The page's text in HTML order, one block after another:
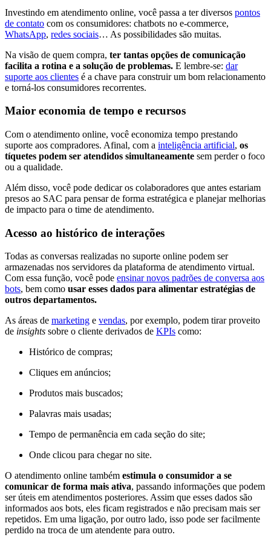
Investindo em atendimento online, você passa a ter diversos pontos
de contato com os consumidores: chatbots no e-commerce,
WhatsApp, redes sociais… As possibilidades são muitas.
Na visão de quem compra, ter tantas opções de comunicação
facilita a rotina e a solução de problemas. E lembre-se: dar
suporte aos clientes é a chave para construir um bom relacionamento
e torná-los consumidores recorrentes.
Maior economia de tempo e recursos
Com o atendimento online, você economiza tempo prestando
suporte aos compradores. Afinal, com a inteligência artificial, os
tíquetes podem ser atendidos simultaneamente sem perder o foco
ou a qualidade.
Além disso, você pode dedicar os colaboradores que antes estariam
presos ao SAC para pensar de forma estratégica e planejar melhorias
de impacto para o time de atendimento.
Acesso ao histórico de interações
Todas as conversas realizadas no suporte online podem ser
armazenadas nos servidores da plataforma de atendimento virtual.
Com essa função, você pode ensinar novos padrões de conversa aos
bots, bem como usar esses dados para alimentar estratégias de
outros departamentos.
As áreas de marketing e vendas, por exemplo, podem tirar proveito
de insights sobre o cliente derivados de KPIs como:
Histórico de compras;
Cliques em anúncios;
Produtos mais buscados;
Palavras mais usadas;
Tempo de permanência em cada seção do site;
Onde clicou para chegar no site.
O atendimento online também estimula o consumidor a se
comunicar de forma mais ativa, passando informações que podem
ser úteis em atendimentos posteriores. Assim que esses dados são
informados aos bots, eles ficam registrados e não precisam mais ser
repetidos. Em uma ligação, por outro lado, isso pode ser facilmente
perdido na troca de um atendente para outro.